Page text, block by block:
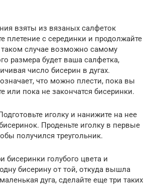
взяты из вязаных салфеток
плетение с серединки и продолжайте
случае возможно самому
размера будет ваша салфетка,
число бисерин в дугах.
что можно плести, пока вы
или пока не закончатся бисеринки.
иголку и нанижите на нее
Проденьте иголку в первые
получился треугольник.
бисеринки голубого цвета и
бисерину от той, откуда вышла
дуга, сделайте еще три таких